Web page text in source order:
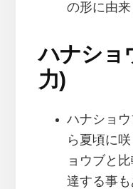
の形に由来
ハナショ
力)
ハナショ
ら夏頃に
ョウブと
達する事